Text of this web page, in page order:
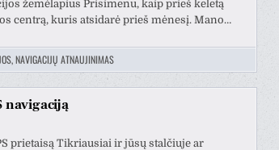
žemėlapius Prisimenu, kaip prieš keletą
centrą, kuris atsidarė prieš mėnesį. Mano…
NAVIGACIJŲ ATNAUJINIMAS
navigaciją
prietaisą Tikriausiai ir jūsų stalčiuje ar